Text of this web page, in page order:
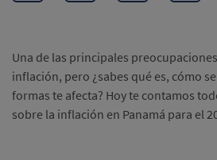
Una de las principales
inflación, pero ¿sabes qué es, cómo
formas te afecta? Hoy te contamos
sobre la inflación en Panamá para el